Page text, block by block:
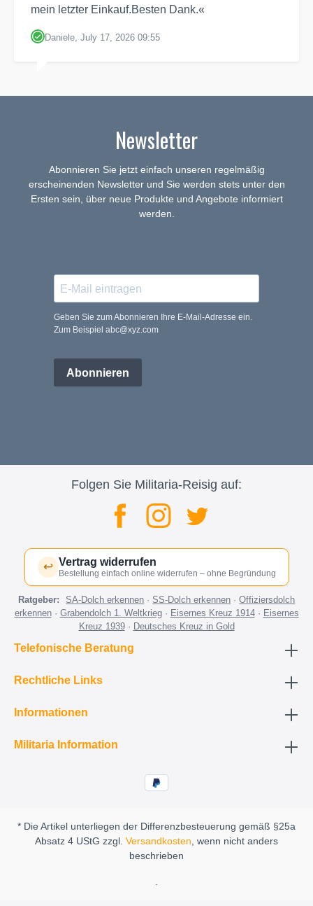
mein letzter Einkauf.Besten Dank.«
Daniele, July 17, 2026 09:55
Newsletter
Abonnieren Sie jetzt einfach unseren regelmäßig
erscheinenden Newsletter und Sie werden stets unter den
Ersten sein, über neue Produkte und Angebote informiert
werden.
Geben Sie zum Abonnieren Ihre E-Mail-Adresse ein.
Zum Beispiel abc@xyz.com
Abonnieren
Folgen Sie Militaria-Reisig auf:
↩ Vertrag widerrufen
Bestellung einfach online widerrufen – ohne Begründung
Ratgeber: SA-Dolch erkennen ·SS-Dolch erkennen ·Offiziersdolch
erkennen· Grabendolch 1. Weltkrieg· Eisernes Kreuz 1914· Eisernes
Kreuz 1939· Deutsches Kreuz in Gold
Telefonische Beratung
Rechtliche Links
Informationen
Militaria Information
* Die Artikel unterliegen der Differenzbesteuerung gemäß §25a
Absatz 4 UStG zzgl. Versandkosten, wenn nicht anders
beschrieben
.